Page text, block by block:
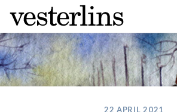
22 APRIL 2021